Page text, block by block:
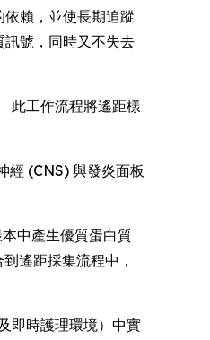
賴，並使長期追蹤
號，同時又不失去
此工作流程將遙距樣
經 (CNS) 與發炎面板
中產生優質蛋白質
遙距採集流程中，
即時護理環境）中實